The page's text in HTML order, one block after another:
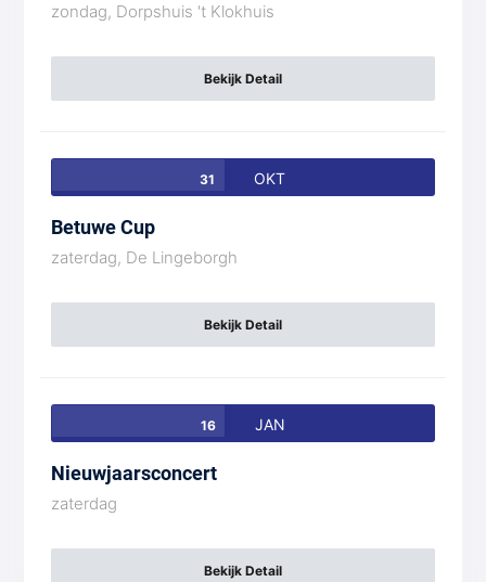
zondag, Dorpshuis 't Klokhuis
Bekijk Detail
31 OKT
Betuwe Cup
zaterdag, De Lingeborgh
Bekijk Detail
16 JAN
Nieuwjaarsconcert
zaterdag
Bekijk Detail